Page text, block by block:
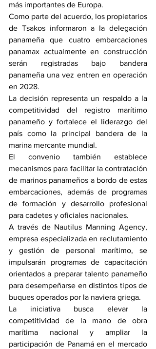
más importantes de Europa.
Como parte del acuerdo, los propietarios
de Tsakos informaron a la delegación
panameña que cuatro embarcaciones
panamax actualmente en construcción
serán registradas bajo bandera
panameña una vez entren en operación
en 2028.
La decisión representa un respaldo a la
competitividad del registro marítimo
panameño y fortalece el liderazgo del
país como la principal bandera de la
marina mercante mundial.
El convenio también establece
mecanismos para facilitar la contratación
de marinos panameños a bordo de estas
embarcaciones, además de programas
de formación y desarrollo profesional
para cadetes y oficiales nacionales.
A través de Nautilus Manning Agency,
empresa especializada en reclutamiento
y gestión de personal marítimo, se
impulsarán programas de capacitación
orientados a preparar talento panameño
para desempeñarse en distintos tipos de
buques operados por la naviera griega.
La iniciativa busca elevar la
competitividad de la mano de obra
marítima nacional y ampliar la
participación de Panamá en el mercado